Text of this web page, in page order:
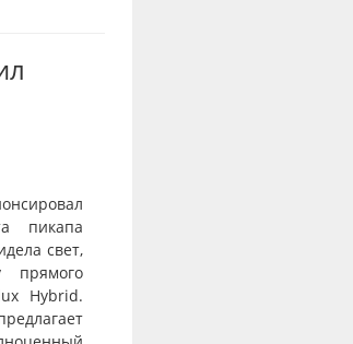
пикапа
свет,
прямого
Hybrid.